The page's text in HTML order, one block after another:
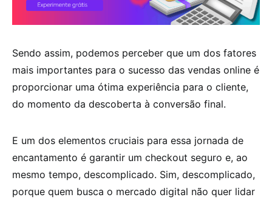
Sendo assim, podemos perceber que um dos fatores
mais importantes para o sucesso das vendas online é
proporcionar uma ótima experiência para o cliente,
do momento da descoberta à conversão final.
E um dos elementos cruciais para essa jornada de
encantamento é garantir um checkout seguro e, ao
mesmo tempo, descomplicado. Sim, descomplicado,
porque quem busca o mercado digital não quer lidar